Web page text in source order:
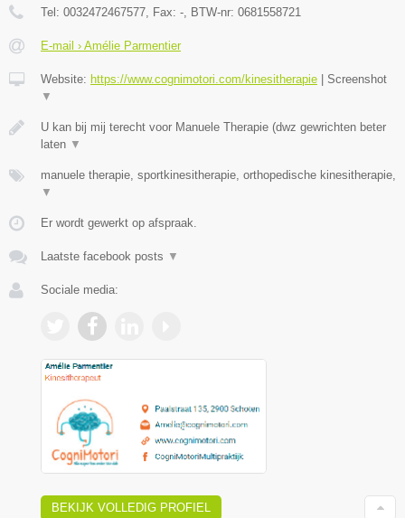
Tel: 0032472467577 , Fax: - , BTW-nr: 0681558721
E-mail › Amélie Parmentier
Website: https://www.cognimotori.com/kinesitherapie
Screenshot
▼
U kan bij mij terecht voor Manuele Therapie (dwz gewrichten beter
laten ▼
manuele therapie, sportkinesitherapie, orthopedische kinesitherapie,
▼
Er wordt gewerkt op afspraak.
Laatste facebook posts ▼
Sociale media:
BEKIJK VOLLEDIG PROFIEL